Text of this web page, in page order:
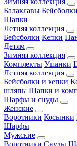
Зимняя коллекция
Балаклавы Бейсболки
Шапки
Летняя коллекция
Бейсболки Кепки
Детям
Зимняя коллекция
Комплекты Ушанки
Летняя коллекция
Бейсболки и кепки
шляпы Шапки и
Шарфы и снуды
Женские
Воротники Косынки
Шарфы
Мужские
Воротники Снуды